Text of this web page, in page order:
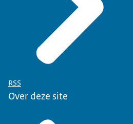
RSS
Over deze site